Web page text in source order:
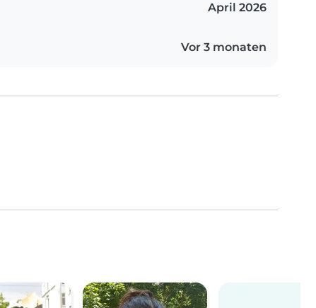
April 2026
Vor 3 monaten